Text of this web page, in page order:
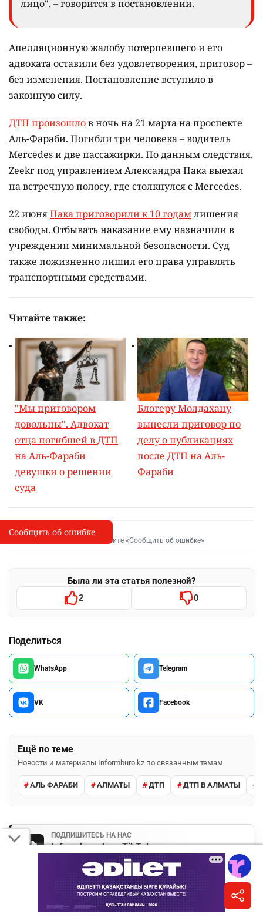
лицо", – говорится в постановлении.
Апелляционную жалобу потерпевшего и его
адвоката оставили без удовлетворения, приговор –
без изменения. Постановление вступило в
законную силу.
ДТП произошлов ночь на 21 марта на проспекте
Аль-Фараби. Погибли три человека – водитель
Mercedes и две пассажирки. По данным следствия,
Zeekr под управлением Александра Пака выехал
на встречную полосу, где столкнулся с Mercedes.
22 июняПака приговорили к 10 годамлишения
свободы. Отбывать наказание ему назначили в
учреждении минимальной безопасности. Суд
также пожизненно лишил его права управлять
транспортными средствами.
Читайте также:
"Мы приговором
довольны". Адвокат
отца погибшей в ДТП
на Аль-Фараби
девушки о решении
суда
Блогеру Молдахану
вынесли приговор по
делу о публикациях
после ДТП на Аль-
Фараби
I
Сообщить об опечатке
Выделите фрагмент и нажмите «Сообщить об ошибке»
Была ли эта статья полезной?
2 0
Поделиться
WhatsApp Telegram
VK Facebook
Ещё по теме
Новости и материалы Informburo.kz по связанным темам
АЛЬ ФАРАБИ АЛМАТЫ ДТП ДТП В АЛМАТЫ
ПОДПИШИТЕСЬ НА НАС
Informburo.kz в TikTok
Короткие видео и важные истории дня.
Подписаться
Сообщить об ошибке